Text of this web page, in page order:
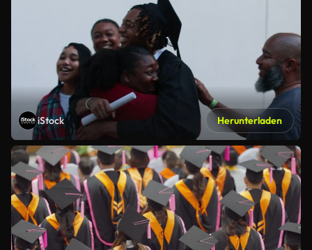
iStock Herunterladen